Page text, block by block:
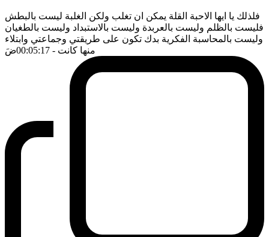
فلذلك يا ايها الاحبة القلة يمكن ان تغلب ولكن الغلبة ليست بالبطش
فليست بالظلم وليست بالعربدة وليست بالاستبداد وليست بالطغيان
وليست بالمحاسبة الفكرية بدك تكون على طريقتي وجماعتي وابتلاء
منها كانت - 00:05:17 ضَ